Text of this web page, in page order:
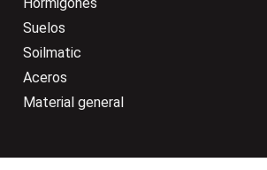
Suelos
Soilmatic
Aceros
Material general